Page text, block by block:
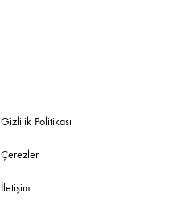
Gizlilik Politikası
Çerezler
İletişim